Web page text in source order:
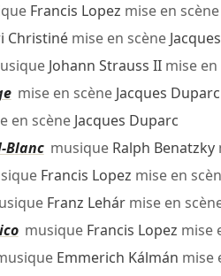
Francis Lopez mise en scène
Christinémise en scène
Johann Strauss IImise en
mise en scène Jacques Duparc
en scène Jacques Duparc
Blancmusique Ralph Benatzky
Francis Lopez mise en
Franz Lehármise en
musique Francis Lopez mise
Emmerich Kálmán mise